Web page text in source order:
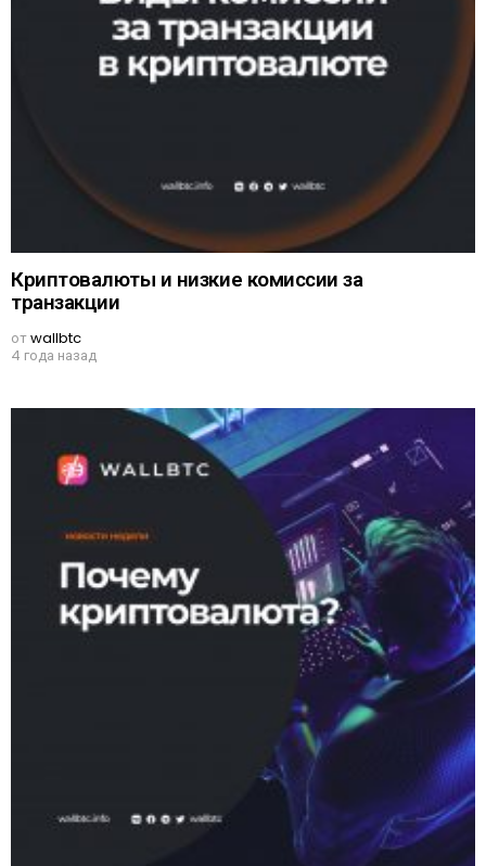
Криптовалюты и низкие комиссии за
транзакции
отwallbtc
4 года назад